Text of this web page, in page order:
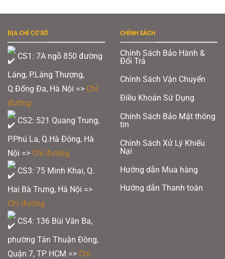
ĐỊA CHỈ CƠ SỞ
CS1: 7A ngõ 850 đường
Láng, P.Láng Thượng,
Q.Đống Đa, Hà Nội => Chỉ
đường
CS2: 521 Quang Trung,
P.Phú La, Q.Hà Đông, Hà
Nội => Chỉ đường
CS3: 75 Minh Khai, Q.
Hai Bà Trưng, Hà Nội =>
Chỉ đường
CS4: 136 Bùi Văn Ba,
phường Tân Thuận Đông,
Quận 7, TP HCM => Chỉ
CHÍNH SÁCH
Chính Sách Bảo Hành &
Đổi Trả
Chính Sách Vận Chuyển
Điều Khoản Sử Dụng
Chính Sách Bảo Mật thông
tin
Chính Sách Xử Lý Khiếu
Nại
Hướng dẫn Mua hàng
Hướng dẫn Thanh toán